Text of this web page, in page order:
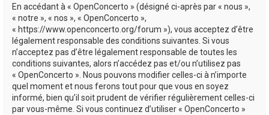
En accédant à « OpenConcerto » (désigné ci-après par « nous »,
« notre », « nos », « OpenConcerto »,
« https://www.openconcerto.org/forum »), vous acceptez d’être
légalement responsable des conditions suivantes. Si vous
n’acceptez pas d’être légalement responsable de toutes les
conditions suivantes, alors n’accédez pas et/ou n’utilisez pas
« OpenConcerto ». Nous pouvons modifier celles-ci à n’importe
quel moment et nous ferons tout pour que vous en soyez
informé, bien qu’il soit prudent de vérifier régulièrement celles-ci
par vous-même. Si vous continuez d’utiliser « OpenConcerto »